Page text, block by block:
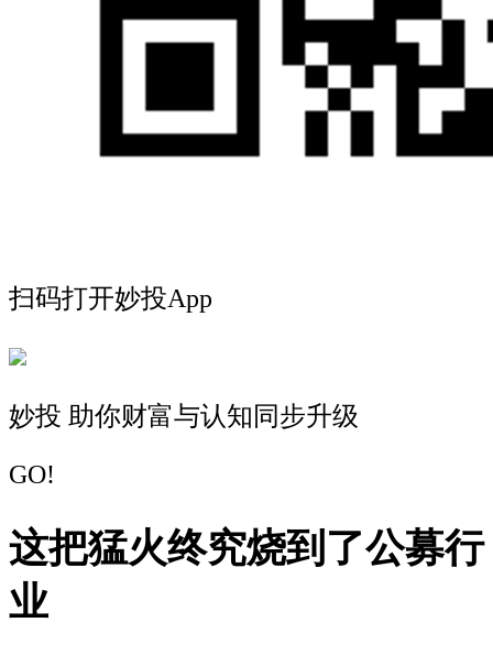
扫码打开妙投App
妙投 助你财富与认知同步升级
GO!
这把猛火终究烧到了公募行
业